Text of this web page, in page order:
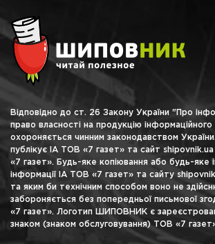
Відповідно до ст. 26 Закону України "Про
право власності на продукцію інформаційного
охороняється чинним законодавством
публікує ІА ТОВ «7 газет» та сайт
«7 газет». Будь-яке копіювання або будь-яке
інформації ІА ТОВ «7 газет» та сайту
та яким би технічним способом воно не
забороняється без попередньої письмової
«7 газет». Логотип ШИПОВНИК є
знаком (знаком обслуговування) ТОВ «7